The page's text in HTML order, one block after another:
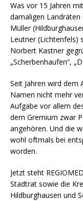
Was vor 15 Jahren
damaligen
Müller
Leutner (Lichtenfels)
Norbert Kastner
„Scherbenhaufen“,
Seit Jahren wird dem
Namen nicht mehr
Aufgabe vor allem
dem Gremium zwar
angehören. Und die
wohl oftmals bei
worden.
Jetzt steht
Stadtrat sowie die
Hildburghausen und